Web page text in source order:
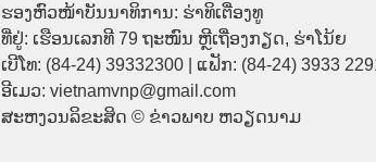
ຮອງຫົວໜ້າບັນນາທິການ: ຮ່າທິເຕື່ອງທູ
ທີ່ຢູ່: ເຮືອນເລກທີ 79 ຖະໜົນ ຫຼີເຖື່ອງກຽດ, ຮ່າໂນ້ຍ
ເບີໂທ: (84-24) 39332300 | ແຟັກ: (84-24) 3933
ອີເມວ: vietnamvnp@gmail.com
ສະຫງວນລິຂະສິດ © ຂ່າວພາບ ຫວຽດນາມ